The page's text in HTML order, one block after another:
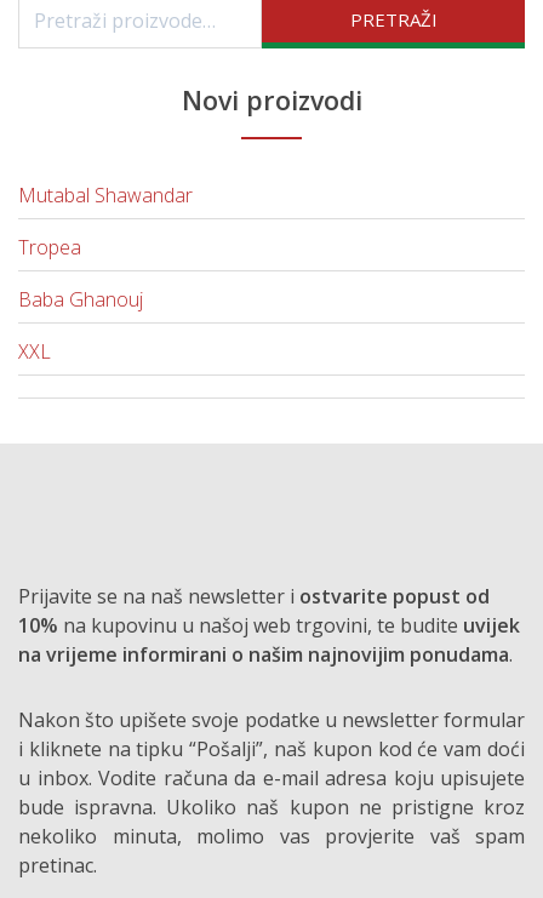
PRETRAŽI
Novi proizvodi
Mutabal Shawandar
Tropea
Baba Ghanouj
XXL
Prijavite se na naš newsletter i ostvarite popust od
10% na kupovinu u našoj web trgovini, te budite uvijek
na vrijeme informirani o našim najnovijim ponudama.
Nakon što upišete svoje podatke u newsletter formular
i kliknete na tipku “Pošalji”, naš kupon kod će vam doći
u inbox. Vodite računa da e-mail adresa koju upisujete
bude ispravna. Ukoliko naš kupon ne pristigne kroz
nekoliko minuta, molimo vas provjerite vaš spam
pretinac.